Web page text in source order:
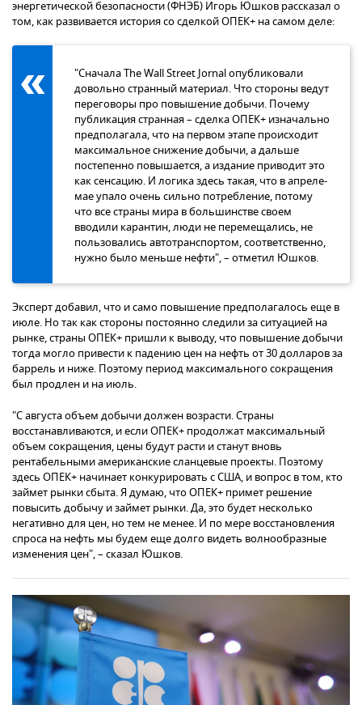
энергетической безопасности (ФНЭБ) Игорь Юшков рассказал о
том, как развивается история со сделкой ОПЕК+ на самом деле:
"Сначала The Wall Street Jornal опубликовали
довольно странный материал. Что стороны ведут
переговоры про повышение добычи. Почему
публикация странная – сделка ОПЕК+ изначально
предполагала, что на первом этапе происходит
максимальное снижение добычи, а дальше
постепенно повышается, а издание приводит это
как сенсацию. И логика здесь такая, что в апреле-
мае упало очень сильно потребление, потому
что все страны мира в большинстве своем
вводили карантин, люди не перемещались, не
пользовались автотранспортом, соответственно,
нужно было меньше нефти", – отметил Юшков.
Эксперт добавил, что и само повышение предполагалось еще в
июле. Но так как стороны постоянно следили за ситуацией на
рынке, страны ОПЕК+ пришли к выводу, что повышение добычи
тогда могло привести к падению цен на нефть от 30 долларов за
баррель и ниже. Поэтому период максимального сокращения
был продлен и на июль.
"С августа объем добычи должен возрасти. Страны
восстанавливаются, и если ОПЕК+ продолжат максимальный
объем сокращения, цены будут расти и станут вновь
рентабельными американские сланцевые проекты. Поэтому
здесь ОПЕК+ начинает конкурировать с США, и вопрос в том, кто
займет рынки сбыта. Я думаю, что ОПЕК+ примет решение
повысить добычу и займет рынки. Да, это будет несколько
негативно для цен, но тем не менее. И по мере восстановления
спроса на нефть мы будем еще долго видеть волнообразные
изменения цен", – сказал Юшков.